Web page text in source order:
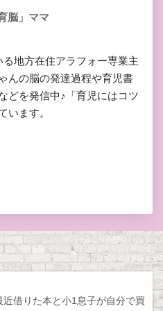
脳」ママ
地方在住アラフォー専業主
んの脳の発達過程や育児書
どを発信中♪「育児にはコツ
います。
近借りた本と小1息子が自分で買